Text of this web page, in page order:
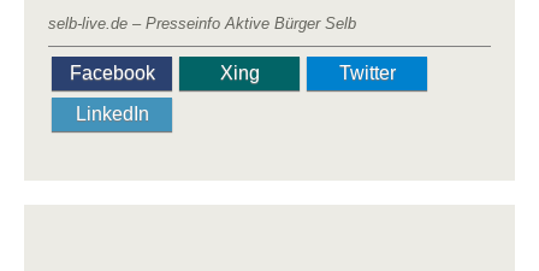
selb-live.de – Presseinfo Aktive Bürger Selb
Facebook Xing
Twitter
LinkedIn